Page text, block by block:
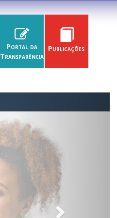
Portal da
Transparência
Publicações